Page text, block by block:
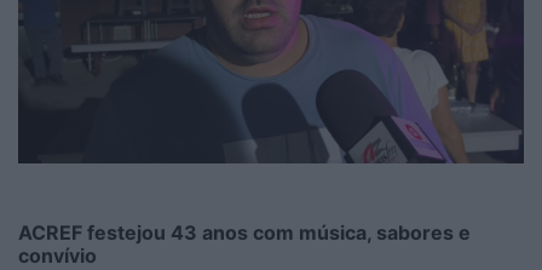
ACREF festejou 43 anos com música, sabores e
convívio